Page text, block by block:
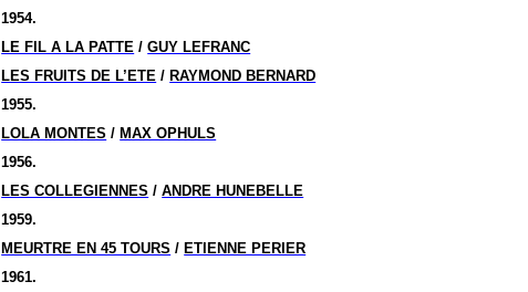
1954.
LE FIL A LA PATTE /GUY LEFRANC
LES FRUITS DE L’ETE / RAYMOND BERNARD
1955.
LOLA MONTES / MAX OPHULS
1956.
LES COLLEGIENNES /ANDRE HUNEBELLE
1959.
MEURTRE EN 45 TOURS / ETIENNE PERIER
1961.